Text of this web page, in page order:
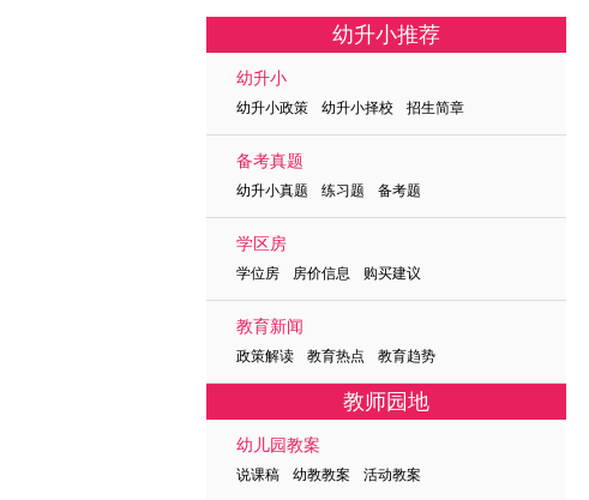
幼升小推荐
幼升小
幼升小政策 幼升小择校 招生简章
备考真题
幼升小真题 练习题 备考题
学区房
学位房 房价信息 购买建议
教育新闻
政策解读 教育热点 教育趋势
教师园地
幼儿园教案
说课稿 幼教教案 活动教案